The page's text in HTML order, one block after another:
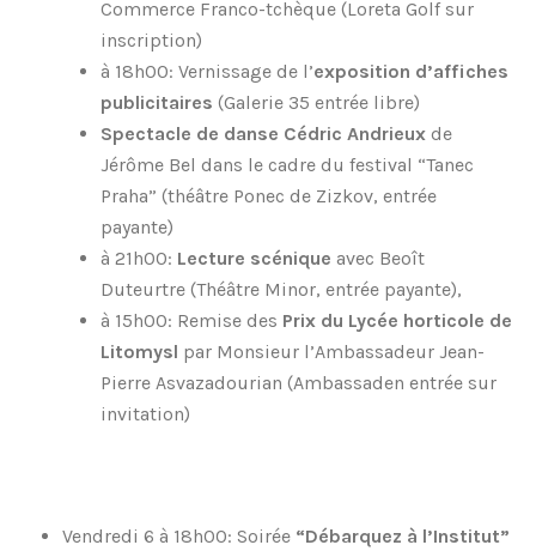
Commerce Franco-tchèque (Loreta Golf sur
inscription)
à 18h00: Vernissage de l’exposition d’affiches
publicitaires (Galerie 35 entrée libre)
Spectacle de danse Cédric Andrieux de
Jérôme Bel dans le cadre du festival “Tanec
Praha” (théâtre Ponec de Zizkov, entrée
payante)
à 21h00: Lecture scénique avec Beoît
Duteurtre (Théâtre Minor, entrée payante),
à 15h00: Remise des Prix du Lycée horticole de
Litomysl par Monsieur l’Ambassadeur Jean-
Pierre Asvazadourian (Ambassaden entrée sur
invitation)
Vendredi 6 à 18h00: Soirée “Débarquez à l’Institut”